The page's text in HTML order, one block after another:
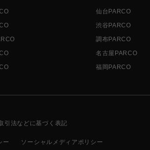
仙台PARCO
渋谷PARCO
調布PARCO
名古屋PARCO
福岡PARCO
引法などに基づく表記
ー ソーシャルメディアポリシー